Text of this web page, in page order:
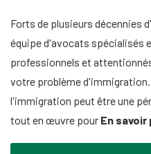
Forts de plusieurs décennies
équipe d'avocats spécialisés
professionnels et
votre problème
l'immigration peut être une
tout en œuvre pour En savoir